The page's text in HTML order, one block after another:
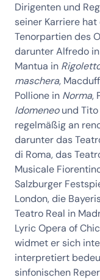
Dirigenten und
seiner Karriere
Tenorpartien des
darunter Alfredo in
Mantua in
maschera,
Pollione in Norma,
Idomeneound Tito
regelmäßig an
darunter das
di Roma, das
Musicale
Salzburger
London, die
Teatro Real in
Lyric Opera of
widmet er sich
interpretiert
sinfonischen